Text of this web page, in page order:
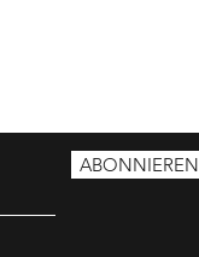
ABONNIEREN